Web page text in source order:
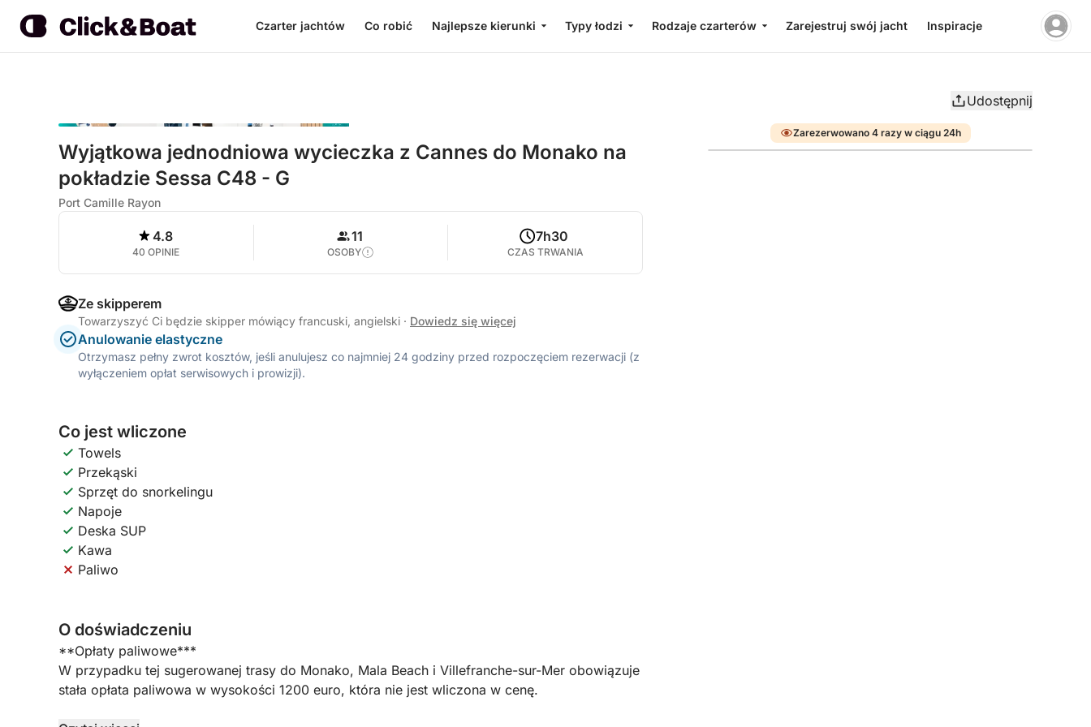
Czarter jachtów Co robić Najlepsze kierunki Typy łodzi Rodzaje czarterów Zarejestruj swój jacht Inspiracje
Udostępnij
Wyjątkowa jednodniowa wycieczka z Cannes do Monako na
pokładzie Sessa C48 - G
Port Camille Rayon
4.8
40 OPINIE
11
OSOBY
7h30
CZAS TRWANIA
Ze skipperem
Towarzyszyć Ci będzie skipper mówiący francuski, angielski · Dowiedz się więcej
Anulowanie elastyczne
Otrzymasz pełny zwrot kosztów, jeśli anulujesz co najmniej 24 godziny przed rozpoczęciem rezerwacji (z
wyłączeniem opłat serwisowych i prowizji).
Co jest wliczone
Towels
Przekąski
Sprzęt do snorkelingu
Napoje
Deska SUP
Kawa
Paliwo
O doświadczeniu
**Opłaty paliwowe***
W przypadku tej sugerowanej trasy do Monako, Mala Beach i Villefranche-sur-Mer obowiązuje
stała opłata paliwowa w wysokości 1200 euro, która nie jest wliczona w cenę.
Zarezerwowano 4 razy w ciągu 24h